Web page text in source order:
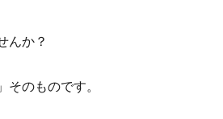
んか？
そのものです。